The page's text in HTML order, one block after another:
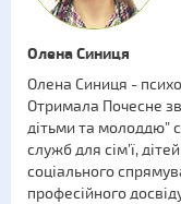
Олена Синиця
Олена Синиця -
Отримала Почесне
дітьми та молоддю”
служб для сім’ї,
соціального
професійного